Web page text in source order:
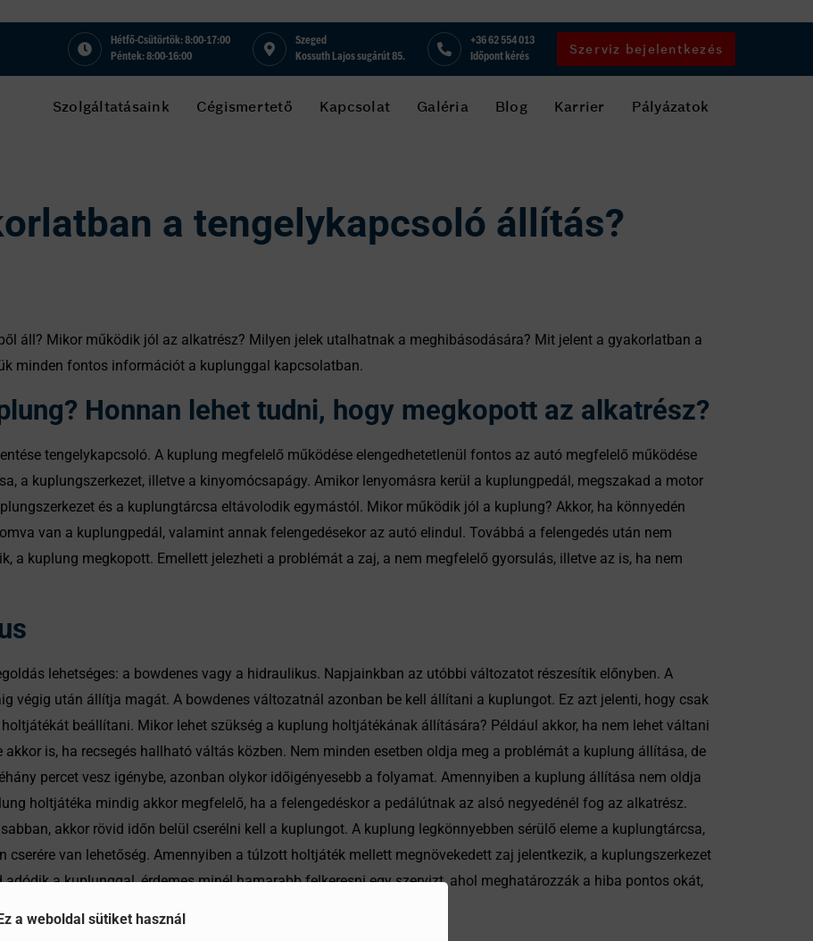
a weboldal sütiket használ
Hétfő-Csütörtök: 8:00-17:00
Péntek: 8:00-16:00
Szeged
Kossuth Lajos sugárút 85.
+36 62 554 013
Időpont kérés
Szerviz bejelentkezés
Szolgáltatásaink Cégismertető Kapcsolat Galéria Blog Karrier Pályázatok
a tengelykapcsoló állítás?
áll? Mikor működik jól az alkatrész? Milyen jelek utalhatnak a meghibásodására? Mit jelent a gyakorlatban a
minden fontos információt a kuplunggal kapcsolatban.
Honnan lehet tudni, hogy megkopott az alkatrész?
tengelykapcsoló. A kuplung megfelelő működése elengedhetetlenül fontos az autó megfelelő működése
a kuplungszerkezet, illetve a kinyomócsapágy. Amikor lenyomásra kerül a kuplungpedál, megszakad a motor
és a kuplungtárcsa eltávolodik egymástól. Mikor működik jól a kuplung? Akkor, ha könnyedén
van a kuplungpedál, valamint annak felengedésekor az autó elindul. Továbbá a felengedés után nem
a kuplung megkopott. Emellett jelezheti a problémát a zaj, a nem megfelelő gyorsulás, illetve az is, ha nem
lehetséges: a bowdenes vagy a hidraulikus. Napjainkban az utóbbi változatot részesítik előnyben. A
végig után állítja magát. A bowdenes változatnál azonban be kell állítani a kuplungot. Ez azt jelenti, hogy csak
beállítani. Mikor lehet szükség a kuplung holtjátékának állítására? Például akkor, ha nem lehet váltani
is, ha recsegés hallható váltás közben. Nem minden esetben oldja meg a problémát a kuplung állítása, de
percet vesz igénybe, azonban olykor időigényesebb a folyamat. Amennyiben a kuplung állítása nem oldja
holtjátéka mindig akkor megfelelő, ha a felengedéskor a pedálútnak az alsó negyedénél fog az alkatrész.
akkor rövid időn belül cserélni kell a kuplungot. A kuplung legkönnyebben sérülő eleme a kuplungtárcsa,
cserére van lehetőség. Amennyiben a túlzott holtjáték mellett megnövekedett zaj jelentkezik, a kuplungszerkezet
a kuplunggal, érdemes minél hamarabb felkeresni egy szervizt, ahol meghatározzák a hiba pontos okát,